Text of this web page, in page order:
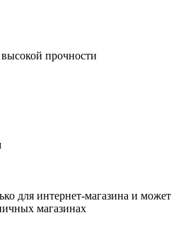
прочности
для интернет-магазина и может
магазинах